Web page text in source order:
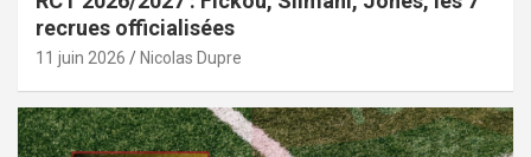
recrues officialisées
11 juin 2026 Nicolas Dupre